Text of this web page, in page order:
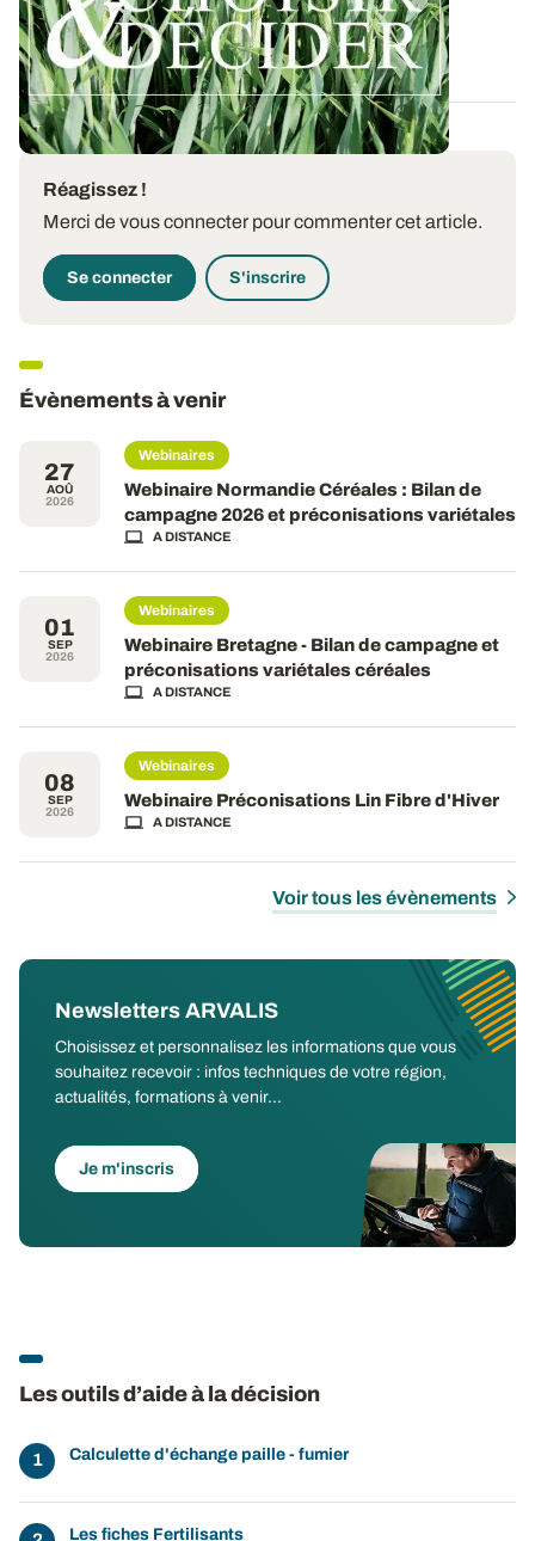
protection du triticale contre les...
12 DÉC. 2025
Réagissez !
Merci de vous connecter pour commenter cet article.
Se connecter S'inscrire
Évènements à venir
27
AOÛ
2026
Webinaires
Webinaire Normandie Céréales : Bilan de
campagne 2026 et préconisations variétales
A DISTANCE
01
SEP
2026
Webinaires
Webinaire Bretagne - Bilan de campagne et
préconisations variétales céréales
A DISTANCE
08
SEP
2026
Webinaires
Webinaire Préconisations Lin Fibre d'Hiver
A DISTANCE
Voir tous les évènements
Newsletters ARVALIS
Choisissez et personnalisez les informations que vous
souhaitez recevoir : infos techniques de votre région,
actualités, formations à venir...
Je m'inscris
Les outils d’aide à la décision
Calculette d'échange paille - fumier
Les fiches Fertilisants